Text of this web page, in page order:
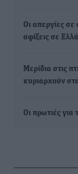
Οι απεργίες σε
αφίξεις σε
Μερίδια στις
κυριαρχούν
Οι πρωτιές για